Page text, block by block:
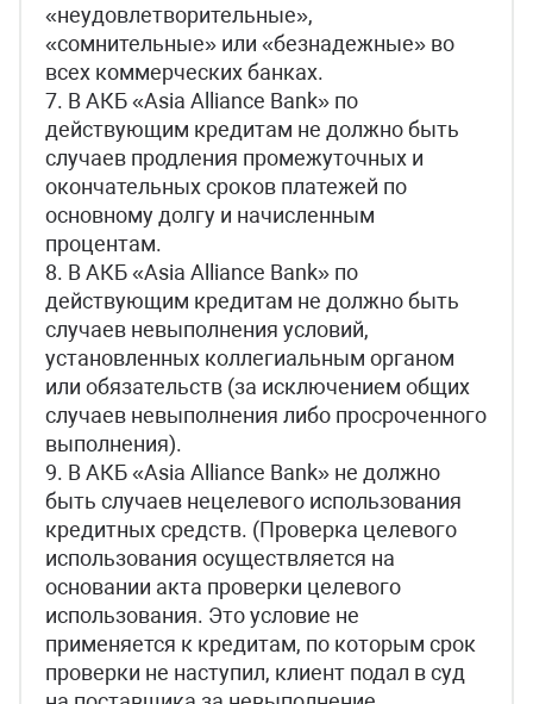
«неудовлетворительные»,
«сомнительные» или «безнадежные» во
всех коммерческих банках.
7. В АКБ «Asia Alliance Bank» по
действующим кредитам не должно быть
случаев продления промежуточных и
окончательных сроков платежей по
основному долгу и начисленным
процентам.
8. В АКБ «Asia Alliance Bank» по
действующим кредитам не должно быть
случаев невыполнения условий,
установленных коллегиальным органом
или обязательств (за исключением общих
случаев невыполнения либо просроченного
выполнения).
9. В АКБ «Asia Alliance Bank» не должно
быть случаев нецелевого использования
кредитных средств. (Проверка целевого
использования осуществляется на
основании акта проверки целевого
использования. Это условие не
применяется к кредитам, по которым срок
проверки не наступил, клиент подал в суд